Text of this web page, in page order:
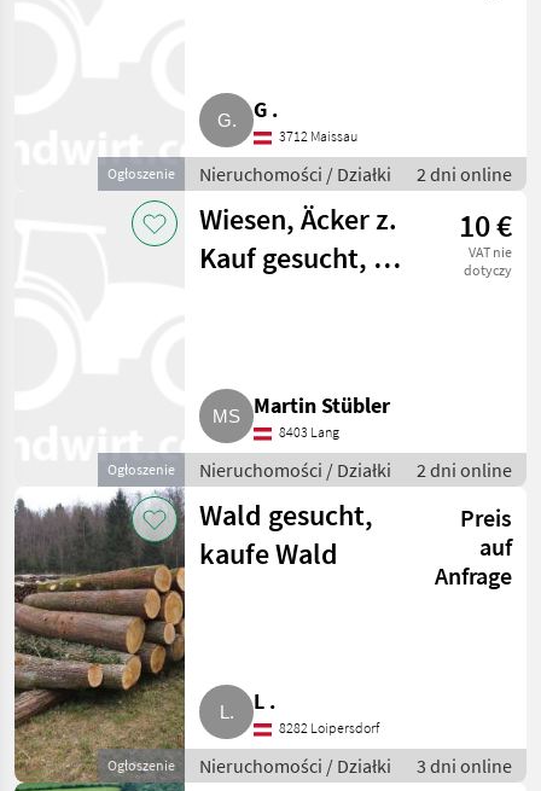
Ogłoszenie
G .
3712 Maissau
Nieruchomości / Działki 2 dni online
Ogłoszenie
Wiesen, Äcker z.
Kauf gesucht, bis
10 €
VAT nie
dotyczy
Martin Stübler
8403 Lang
Nieruchomości / Działki 2 dni online
Ogłoszenie
Wald gesucht,
kaufe Wald
Preis
auf
Anfrage
L .
8282 Loipersdorf
Nieruchomości / Działki 3 dni online